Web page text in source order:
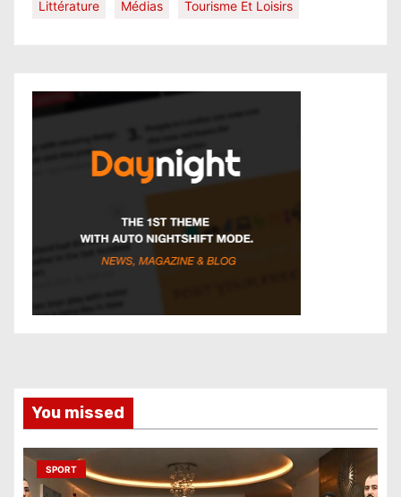
Littérature Médias Tourisme Et Loisirs
You missed
SPORT